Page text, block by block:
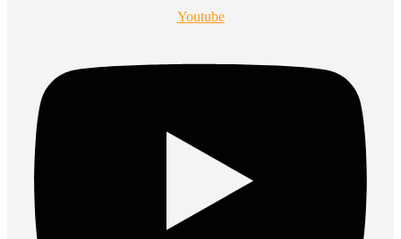
Youtube